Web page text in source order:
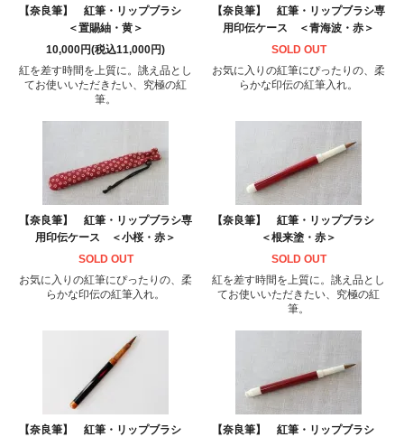
【奈良筆】 紅筆・リップブラシ
＜置賜紬・黄＞
10,000円(税込11,000円)
紅を差す時間を上質に。誂え品とし
てお使いいただきたい、究極の紅
筆。
【奈良筆】 紅筆・リップブラシ専
用印伝ケース ＜青海波・赤＞
SOLD OUT
お気に入りの紅筆にぴったりの、柔
らかな印伝の紅筆入れ。
【奈良筆】 紅筆・リップブラシ専
用印伝ケース ＜小桜・赤＞
SOLD OUT
お気に入りの紅筆にぴったりの、柔
らかな印伝の紅筆入れ。
【奈良筆】 紅筆・リップブラシ
＜根来塗・赤＞
SOLD OUT
紅を差す時間を上質に。誂え品とし
てお使いいただきたい、究極の紅
筆。
【奈良筆】 紅筆・リップブラシ
【奈良筆】 紅筆・リップブラシ